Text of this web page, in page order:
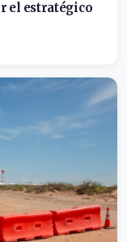
el estratégico